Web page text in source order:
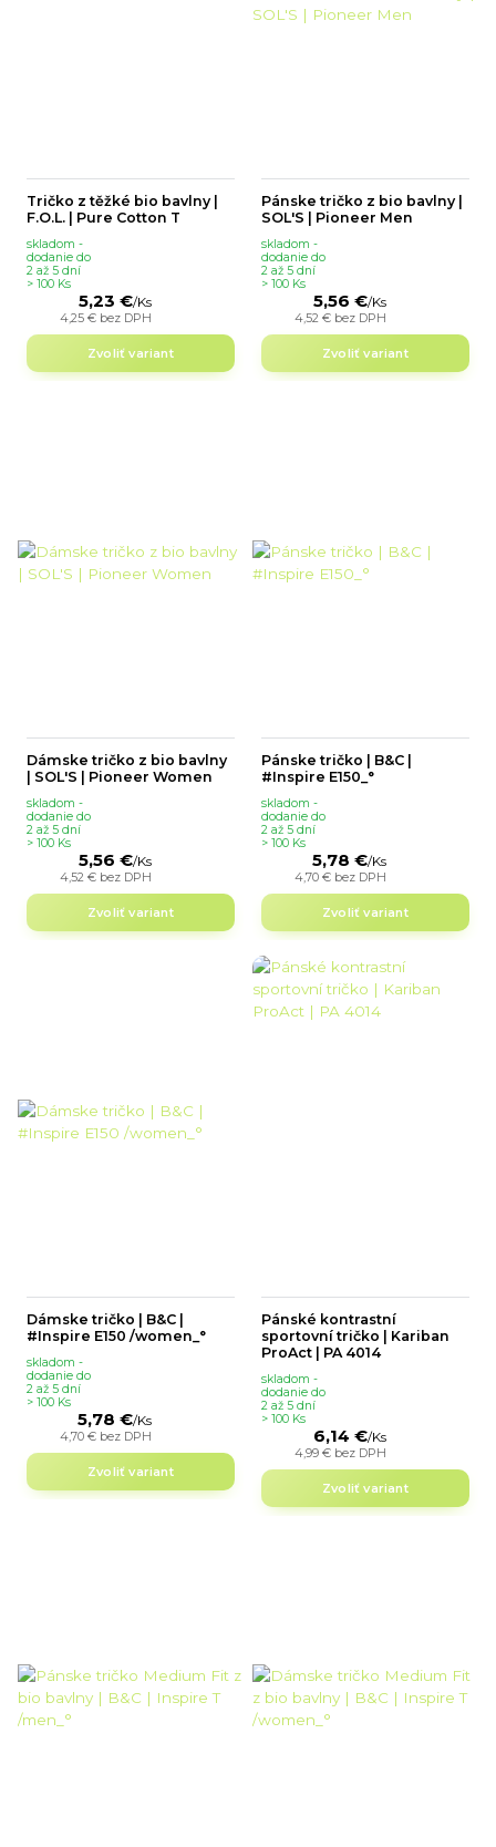
Tričko z těžké bio bavlny |
F.O.L. | Pure Cotton T
5,23 €/Ks
4,25 € bez DPH
skladom -
dodanie do
2 až 5 dní
> 100 Ks
Zvoliť variant
Pánske tričko z bio bavlny |
SOL'S | Pioneer Men
5,56 €/Ks
4,52 € bez DPH
skladom -
dodanie do
2 až 5 dní
> 100 Ks
Zvoliť variant
Dámske tričko z bio bavlny
| SOL'S | Pioneer Women
5,56 €/Ks
4,52 € bez DPH
skladom -
dodanie do
2 až 5 dní
> 100 Ks
Zvoliť variant
Pánske tričko | B&C |
#Inspire E150_°
5,78 €/Ks
4,70 € bez DPH
skladom -
dodanie do
2 až 5 dní
> 100 Ks
Zvoliť variant
Dámske tričko | B&C |
#Inspire E150 /women_°
5,78 €/Ks
4,70 € bez DPH
skladom -
dodanie do
2 až 5 dní
> 100 Ks
Zvoliť variant
Pánské kontrastní
sportovní tričko | Kariban
ProAct | PA 4014
6,14 €/Ks
4,99 € bez DPH
skladom -
dodanie do
2 až 5 dní
> 100 Ks
Zvoliť variant